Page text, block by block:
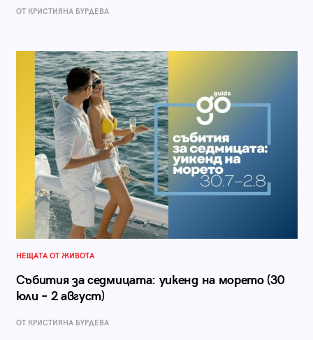
ОТ КРИСТИЯНА БУРДЕВА
НЕЩАТА ОТ ЖИВОТА
Събития за седмицата: уикенд на морето (30
юли – 2 август)
ОТ КРИСТИЯНА БУРДЕВА